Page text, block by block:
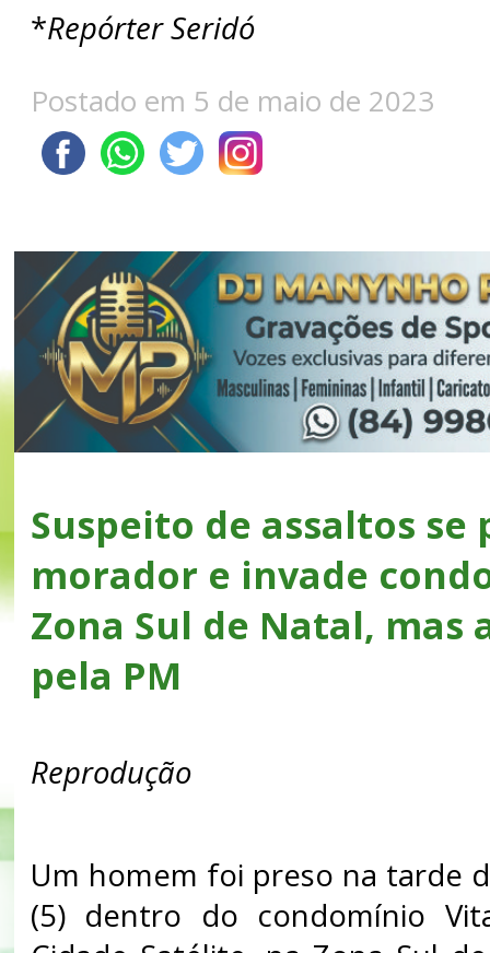
*Repórter Seridó
Postado em 5 de maio de 2023
Suspeito de assaltos se
morador e invade
Zona Sul de Natal, mas
pela PM
Reprodução
Um homem foi preso na tarde
(5) dentro do condomínio